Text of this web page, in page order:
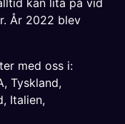
kan lita på vid
År 2022 blev
med oss i:
, Tyskland,
, Italien,